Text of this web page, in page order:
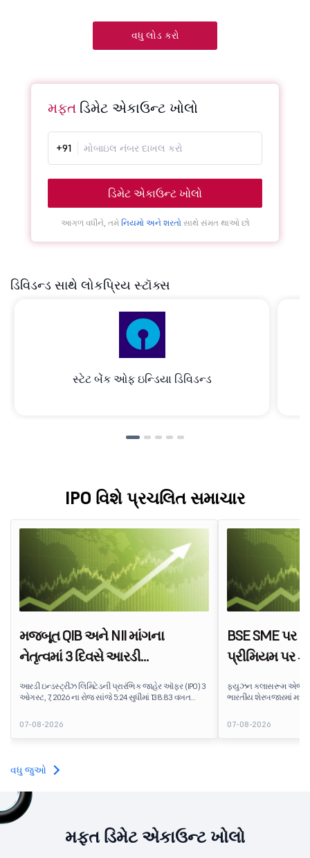
વધુ લોડ કરો
મફત ડિમેટ એકાઉન્ટ ખોલો
+91
ડિમેટ એકાઉન્ટ ખોલો
આગળ વધીને, તમે નિયમો અને શરતોસાથે સંમત થાઓ છો
ડિવિડન્ડ સાથે લોકપ્રિય સ્ટૉક્સ
સ્ટેટ બેંક ઓફ ઇન્ડિયા ડિવિડન્ડ
IPO વિશે પ્રચલિત સમાચાર
મજબૂત QIB અને NII માંગના
નેતૃત્વમાં 3 દિવસે આરડી
ઇન્ડસ્ટ્રીઝનો IPO 138.83 વખત
સબ્સ્ક્રાઇબ થયો
આરડી ઇન્ડસ્ટ્રીઝ લિમિટેડની પ્રારંભિક જાહેર ઑફર (IPO) 3
ઓગસ્ટ, 7, 2026 ના રોજ સાંજે 5:24 સુધીમાં 138.83 વખત
સબસ્ક્રિપ્શન માટે ઉપલબ્ધ 5,62,46,366 શેર સામે
7,80,88,05,383 શેર માટે બિડ પ્રાપ્ત થઈ છે.
07-08-2026
BSE SME પર
પ્રીમિયમ પર
એજ્યુટેક શેરનું
ફ્યુઝન ક્લાસરૂમ
ભારતીય શેરબજારમાં
ઇશ્યૂ કિંમત કરતાં લગભગ
આઇપીઓ રોકાણકારોને
ટેક્નોલોજી કંપની પ્રત્યે
07-08-2026
વધુ જુઓ
મફત ડિમેટ એકાઉન્ટ ખોલો